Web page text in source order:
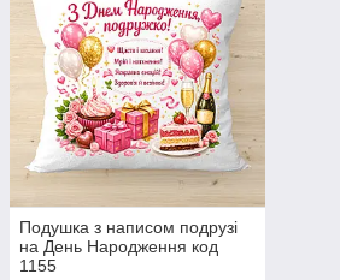
Подушка з написом подрузі
на День Народження код
1155